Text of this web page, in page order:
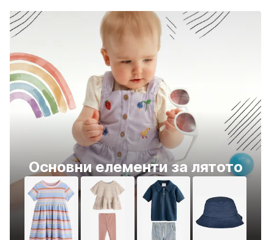
Основни елементи за лятото